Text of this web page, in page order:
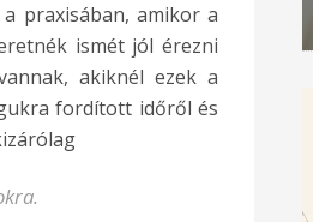
praxisában, amikor a
ismét jól érezni
akiknél ezek a
fordított időről és